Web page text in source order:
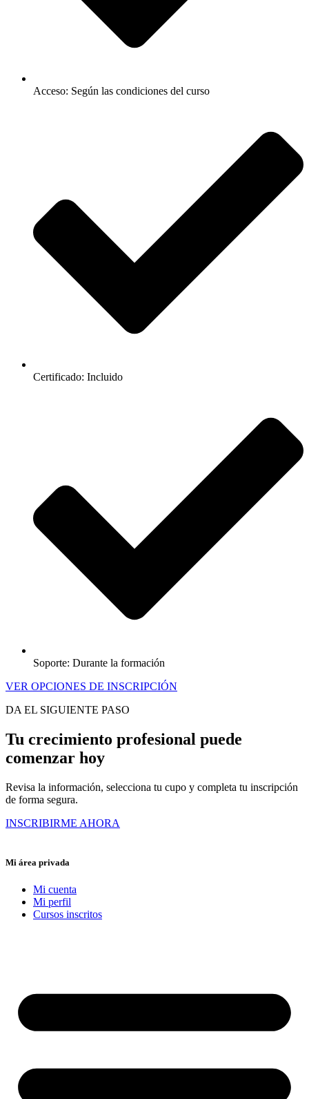
Acceso: Según las condiciones del curso
Certificado: Incluido
Soporte: Durante la formación
VER OPCIONES DE INSCRIPCIÓN
DA EL SIGUIENTE PASO
Tu crecimiento profesional puede
comenzar hoy
Revisa la información, selecciona tu cupo y completa tu inscripción
de forma segura.
INSCRIBIRME AHORA
Mi área privada
Mi cuenta
Mi perfil
Cursos inscritos